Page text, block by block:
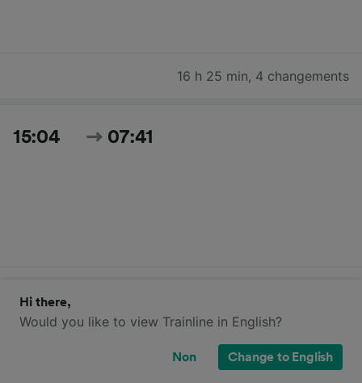
16 h 25 min, 4 changements
15:04 07:41
Rechercher tous les horaires et prix du jour
Hi there,
Would you like to view Trainline in English?
Non Change to English